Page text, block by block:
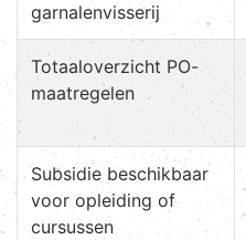
garnalenvisserij
Totaaloverzicht PO-
maatregelen
Subsidie beschikbaar
voor opleiding of
cursussen